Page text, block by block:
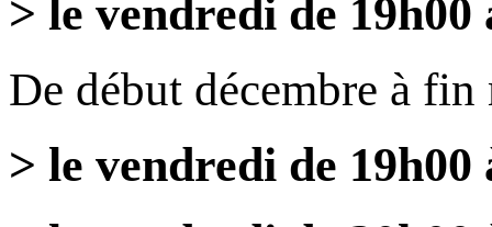
> le vendredi de 19h00
De début décembre à fin
> le vendredi de